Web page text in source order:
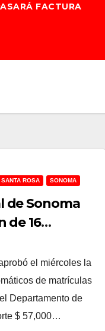
FACTURA
SANTA ROSA SONOMA
de Sonoma
de 16
de
criminalidad
el miércoles la
de matrículas
Departamento de
$ 57,000…